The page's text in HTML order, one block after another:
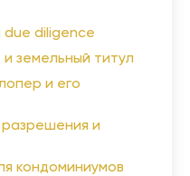
due diligence
земельный титул
и его
и
кондоминиумов